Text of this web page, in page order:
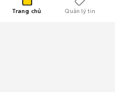
Trang chủ Quản lý tin